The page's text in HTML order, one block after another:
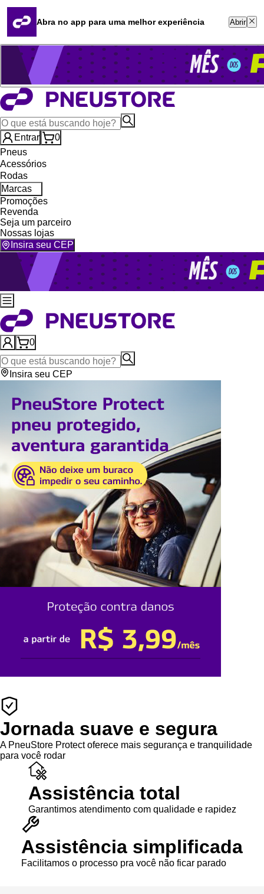
Quero revender
Blog
Whatsapp (16) 99764-8401
Televendas (47) 3046-2551
Entrar
0
Pneus
Acessórios
Rodas
Marcas
Promoções
Revenda
Seja um parceiro
Nossas lojas
Insira seu CEP
0
Insira seu CEP
Jornada suave e segura
A PneuStore Protect oferece mais segurança e tranquilidade
para você rodar
Assistência total
Garantimos atendimento com qualidade e rapidez
Assistência simplificada
Facilitamos o processo pra você não ficar parado
Abra no app para uma melhor experiência Abrir